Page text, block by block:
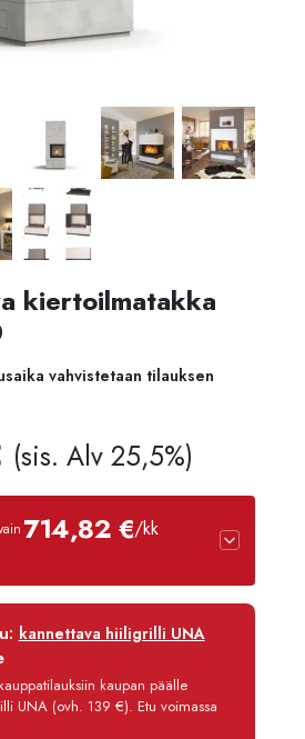
kiertoilmatakka
vahvistetaan tilauksen
(sis. Alv 25,5%)
714,82 €/kk
12 kk
3,90 €/kk
8 577,80 €
kannettava hiiligrilli UNA
kaupan päälle
UNA (ovh. 139 €). Etu voimassa